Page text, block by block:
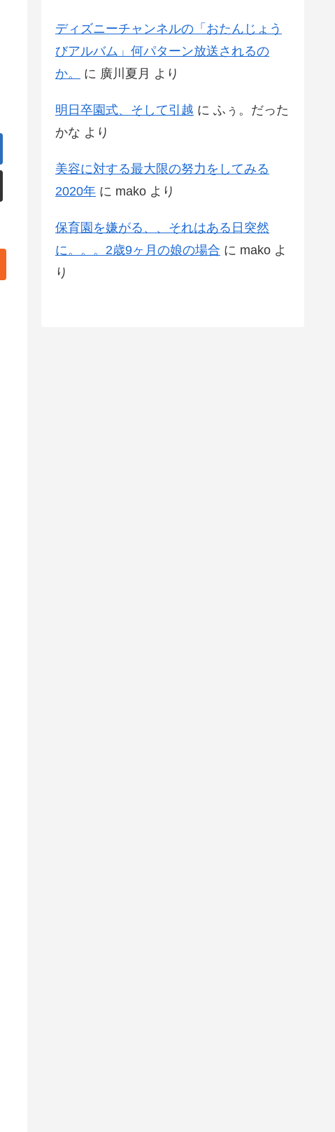
ディズニーチャンネルの「おたんじょう
びアルバム」何パターン放送されるの
か。
に 廣川夏月 より
明日卒園式、そして引越 に ふぅ。だった
かな より
美容に対する最大限の努力をしてみる
2020年 に mako より
保育園を嫌がる、、それはある日突然
に。。。2歳9ヶ月の娘の場合 に mako よ
り